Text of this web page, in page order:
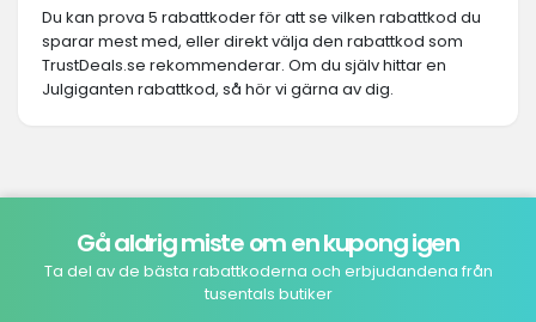
Du kan prova 5 rabattkoder för att se vilken rabattkod du
sparar mest med, eller direkt välja den rabattkod som
TrustDeals.se rekommenderar. Om du själv hittar en
Julgiganten rabattkod, så hör vi gärna av dig.
Gå aldrig miste om en kupong igen
Ta del av de bästa rabattkoderna och erbjudandena från
tusentals butiker